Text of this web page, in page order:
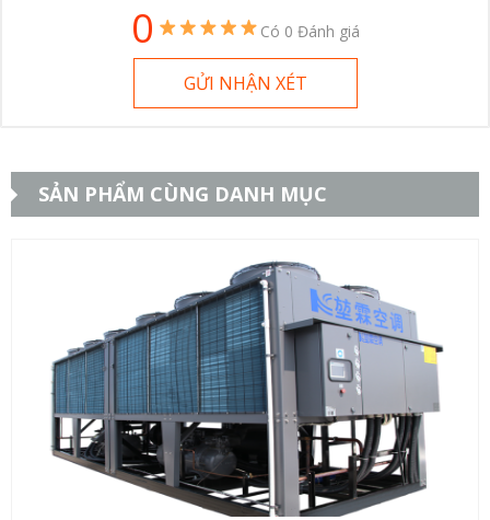
0 Có 0 Đánh giá
GỬI NHẬN XÉT
SẢN PHẨM CÙNG DANH MỤC